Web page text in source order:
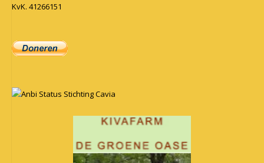
KvK. 41266151
Anbi Status Stichting Cavia